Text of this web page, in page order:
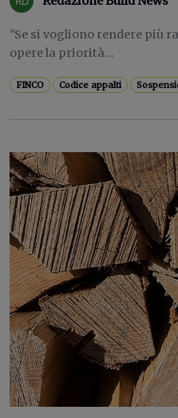
"Se si vogliono rendere più
opere la priorità...
FINCO Codice appalti